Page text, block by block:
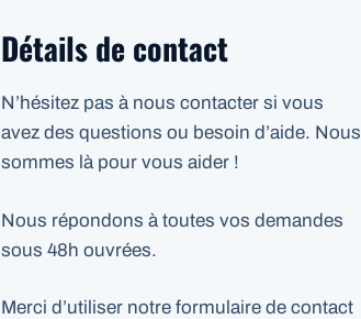
Détails de contact
N’hésitez pas à nous contacter si vous
avez des questions ou besoin d’aide. Nous
sommes là pour vous aider !
Nous répondons à toutes vos demandes
sous 48h ouvrées.
Merci d’utiliser notre formulaire de contact